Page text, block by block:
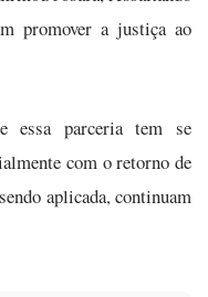
promover a justiça ao
essa parceria tem se
com o retorno de
aplicada, continuam